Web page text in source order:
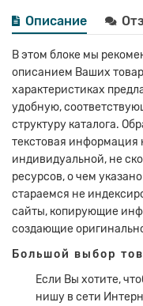
Описание
В этом блоке мы
описанием Ваших
характеристиках
удобную,
структуру каталога.
текстовая информация
индивидуальной, не
ресурсов, о чем
стараемся не
сайты, копирующие
создающие
Большой выбор
Если Вы хотите,
нишу в сети